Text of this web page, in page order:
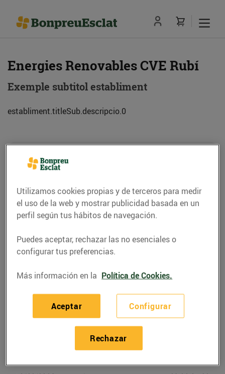
Energies Renovables CVE Rubí
Exemple subtitol establiment
establiment.titleSub.descripcio.0
Dirección
Teléfono Llamar
Rubí
Domingo
Utilizamos cookies propias y de terceros para medir
el uso de la web y mostrar publicidad basada en un
perfil según tus hábitos de navegación.
Puedes aceptar, rechazar las no esenciales o
configurar tus preferencias.
Más información en la Política de Cookies.
Configurar
Rechazar
Aceptar